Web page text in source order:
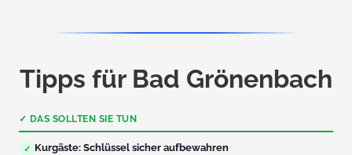
Tipps für Bad Grönenbach
✓ DAS SOLLTEN SIE TUN
✓ Kurgäste: Schlüssel sicher aufbewahren